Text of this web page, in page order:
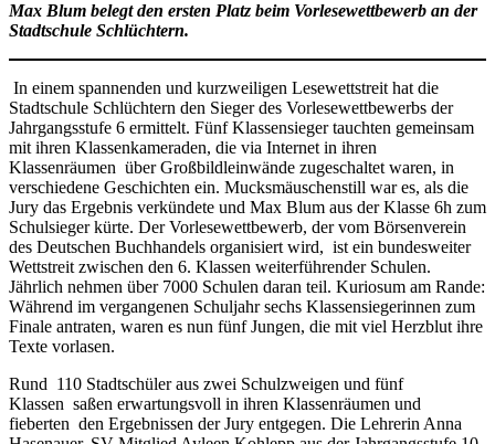
Max Blum belegt den ersten Platz beim Vorlesewettbewerb an der
Stadtschule Schlüchtern.
In einem spannenden und kurzweiligen Lesewettstreit hat die
Stadtschule Schlüchtern den Sieger des Vorlesewettbewerbs der
Jahrgangsstufe 6 ermittelt. Fünf Klassensieger tauchten gemeinsam
mit ihren Klassenkameraden, die via Internet in ihren
Klassenräumen über Großbildleinwände zugeschaltet waren, in
verschiedene Geschichten ein. Mucksmäuschenstill war es, als die
Jury das Ergebnis verkündete und Max Blum aus der Klasse 6h zum
Schulsieger kürte. Der Vorlesewettbewerb, der vom Börsenverein
des Deutschen Buchhandels organisiert wird, ist ein bundesweiter
Wettstreit zwischen den 6. Klassen weiterführender Schulen.
Jährlich nehmen über 7000 Schulen daran teil. Kuriosum am Rande:
Während im vergangenen Schuljahr sechs Klassensiegerinnen zum
Finale antraten, waren es nun fünf Jungen, die mit viel Herzblut ihre
Texte vorlasen.
Rund 110 Stadtschüler aus zwei Schulzweigen und fünf
Klassen saßen erwartungsvoll in ihren Klassenräumen und
fieberten den Ergebnissen der Jury entgegen. Die Lehrerin Anna